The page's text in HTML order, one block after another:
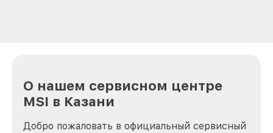
О нашем сервисном центре
MSI в Казани
Добро пожаловать в официальный сервисный